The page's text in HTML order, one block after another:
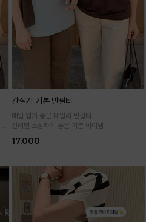
간절기 기본 반팔티
매일 입기 좋은 데일리 반팔티
컬러별 소장하기 좋은 기본 아이템
17,000